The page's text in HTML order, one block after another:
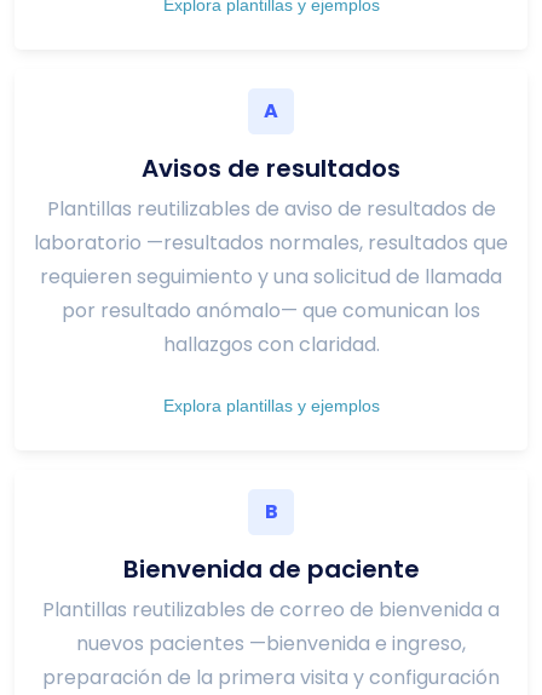
Explora plantillas y ejemplos
A
Avisos de resultados
Plantillas reutilizables de aviso de resultados de
laboratorio —resultados normales, resultados que
requieren seguimiento y una solicitud de llamada
por resultado anómalo— que comunican los
hallazgos con claridad.
Explora plantillas y ejemplos
B
Bienvenida de paciente
Plantillas reutilizables de correo de bienvenida a
nuevos pacientes —bienvenida e ingreso,
preparación de la primera visita y configuración